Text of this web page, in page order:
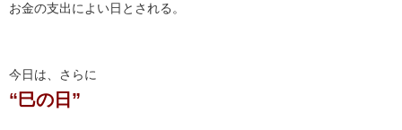
お金の支出によい日とされる。
今日は、さらに
“巳の日”